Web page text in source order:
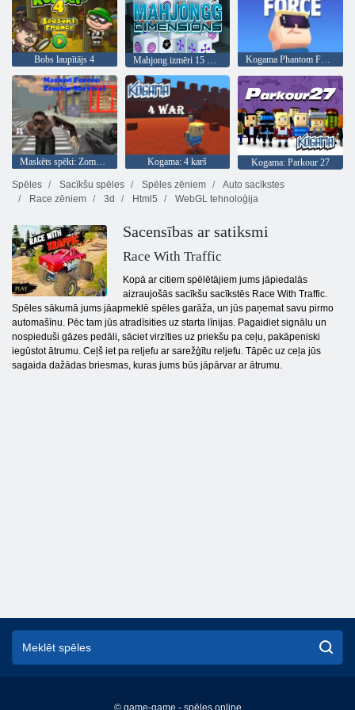
Bobs laupītājs 4 Mahjong izmēri 15 minūtes Kogama Phantom Force
Kogama: 4 karš
Kogama: Parkour 27
Spēles
Sacīkšu spēles Spēles zēniem
Auto sacīkstes
Race zēniem
3d Html5 WebGL tehnoloģija
Sacensības ar satiksmi
Race With Traffic
Kopā ar citiem spēlētājiem jums jāpiedalās
aizraujošās sacīkšu sacīkstēs Race With Traffic.
Spēles sākumā jums jāapmeklē spēles garāža, un jūs paņemat savu pirmo
automašīnu. Pēc tam jūs atradīsities uz starta līnijas. Pagaidiet signālu un
nospieduši gāzes pedāli, sāciet virzīties uz priekšu pa ceļu, pakāpeniski
iegūstot ātrumu. Ceļš iet pa reljefu ar sarežģītu reljefu. Tāpēc uz ceļa jūs
sagaida dažādas briesmas, kuras jums būs jāpārvar ar ātrumu.
© game-game - spēles online